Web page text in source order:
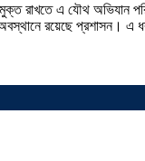
রাখতে এ যৌথ অভিযান
রয়েছে প্রশাসন। এ